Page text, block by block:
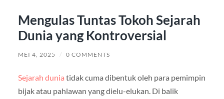
Mengulas Tuntas Tokoh Sejarah
Dunia yang Kontroversial
MEI 4, 2025 / 0 COMMENTS
Sejarah dunia tidak cuma dibentuk oleh para pemimpin
bijak atau pahlawan yang dielu-elukan. Di balik